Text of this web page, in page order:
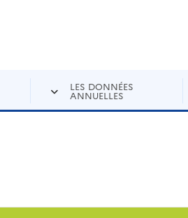
LES DONNÉES
ANNUELLES